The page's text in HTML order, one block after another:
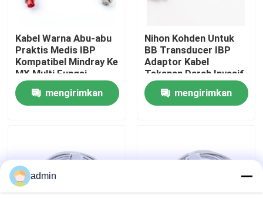
Kontrol kualitas
Hubungi kami
Quote request suatu
Sensor SPO2 sekali pakai
Sensor spO2 yang dapat digunakan kembali
Kabel Warna Abu-abu
Praktis Medis IBP
Kompatibel Mindray Ke
MX Multi Fungsi
mengirimkan
Nihon Kohden Untuk
BB Transducer IBP
Adaptor Kabel
Tekanan Darah Invasif
Untuk Aksesoris
Perawatan Medis
mengirimkan
admin